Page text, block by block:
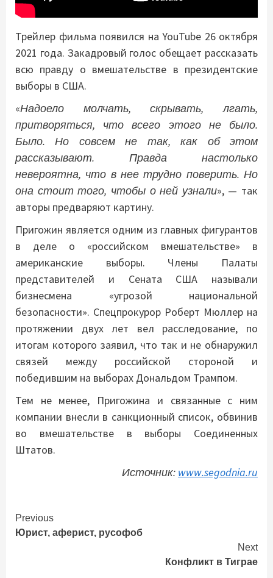
Трейлер фильма появился на YouTube 26 октября
2021 года. Закадровый голос обещает рассказать
всю правду о вмешательстве в президентские
выборы в США.
«Надоело молчать, скрывать, лгать,
притворяться, что всего этого не было.
Было. Но совсем не так, как об этом
рассказывают. Правда настолько
невероятна, что в нее трудно поверить. Но
она стоит того, чтобы о ней узнали», — так
авторы предваряют картину.
Пригожин является одним из главных фигурантов
в деле о «российском вмешательстве» в
американские выборы. Члены Палаты
представителей и Сената США называли
бизнесмена «угрозой национальной
безопасности». Спецпрокурор Роберт Мюллер на
протяжении двух лет вел расследование, по
итогам которого заявил, что так и не обнаружил
связей между российской стороной и
победившим на выборах Дональдом Трампом.
Тем не менее, Пригожина и связанные с ним
компании внесли в санкционный список, обвинив
во вмешательстве в выборы Соединенных
Штатов.
Источник: www.segodnia.ru
Continue
Reading
Previous
Юрист, аферист, русофоб
Next
Конфликт в Тиграе